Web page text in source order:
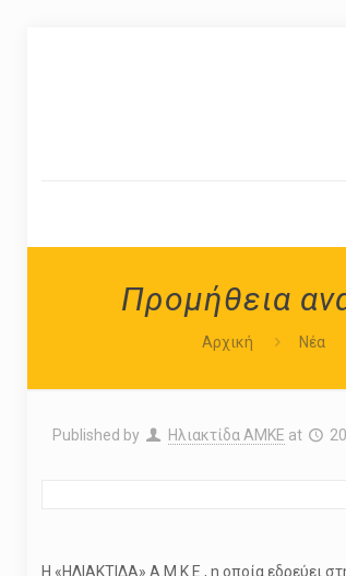
Προμήθεια
Αρχική Νέα
Published by Ηλιακτίδα ΑΜΚΕ at
Η «ΗΛΙΑΚΤΙΔΑ» Α.Μ.Κ.Ε., η οποία εδρεύει